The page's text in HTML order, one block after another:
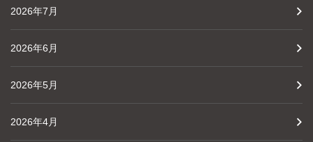
2026年7月
2026年6月
2026年5月
2026年4月